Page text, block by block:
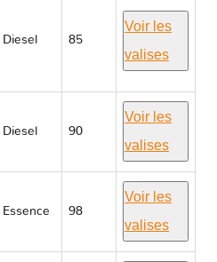
Diesel 85
Voir les
valises
Diesel 90
Voir les
valises
Essence 98
Voir les
valises